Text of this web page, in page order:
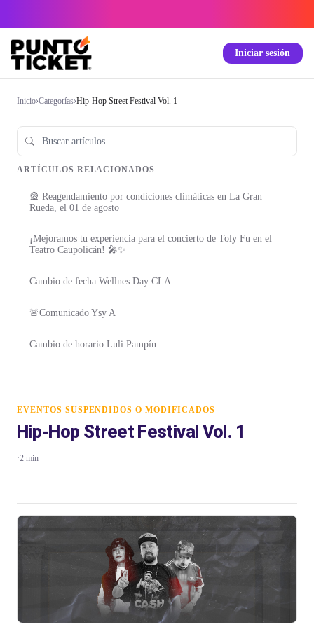
Iniciar sesión
Inicio›Categorías›Hip-Hop Street Festival Vol. 1
ARTÍCULOS RELACIONADOS
🎡 Reagendamiento por condiciones climáticas en La Gran
Rueda, el 01 de agosto
¡Mejoramos tu experiencia para el concierto de Toly Fu en el
Teatro Caupolicán! 🎤✨
Cambio de fecha Wellnes Day CLA
🚨Comunicado Ysy A
Cambio de horario Luli Pampín
EVENTOS SUSPENDIDOS O MODIFICADOS
Hip-Hop Street Festival Vol. 1
·2 min